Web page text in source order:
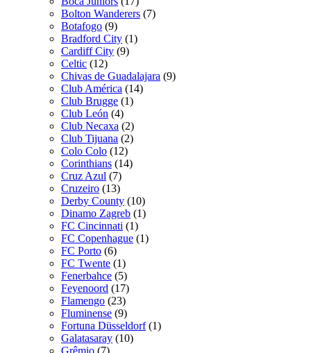
Bolton Wanderers (7)
Botafogo (9)
Bradford City (1)
Cardiff City (9)
Celtic (12)
Chivas de Guadalajara (9)
Club América (14)
Club Brugge (1)
Club León (4)
Club Necaxa (2)
Club Tijuana (2)
Colo Colo (12)
Corinthians (14)
Cruz Azul (7)
Cruzeiro (13)
Derby County (10)
Dinamo Zagreb (1)
FC Cincinnati (1)
FC Copenhague (1)
FC Porto (6)
FC Twente (1)
Fenerbahce (5)
Feyenoord (17)
Flamengo (23)
Fluminense (9)
Fortuna Düsseldorf (1)
Galatasaray (10)
Grêmio (7)